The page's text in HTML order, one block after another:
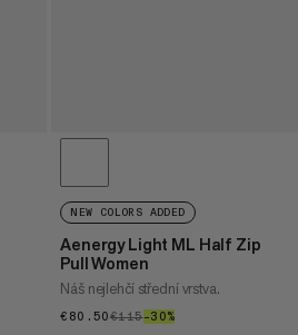
NEW COLORS ADDED
Aenergy Light ML Half Zip
Pull Women
Náš nejlehčí střední vrstva.
€80.50€80.50
€115€115
–30%